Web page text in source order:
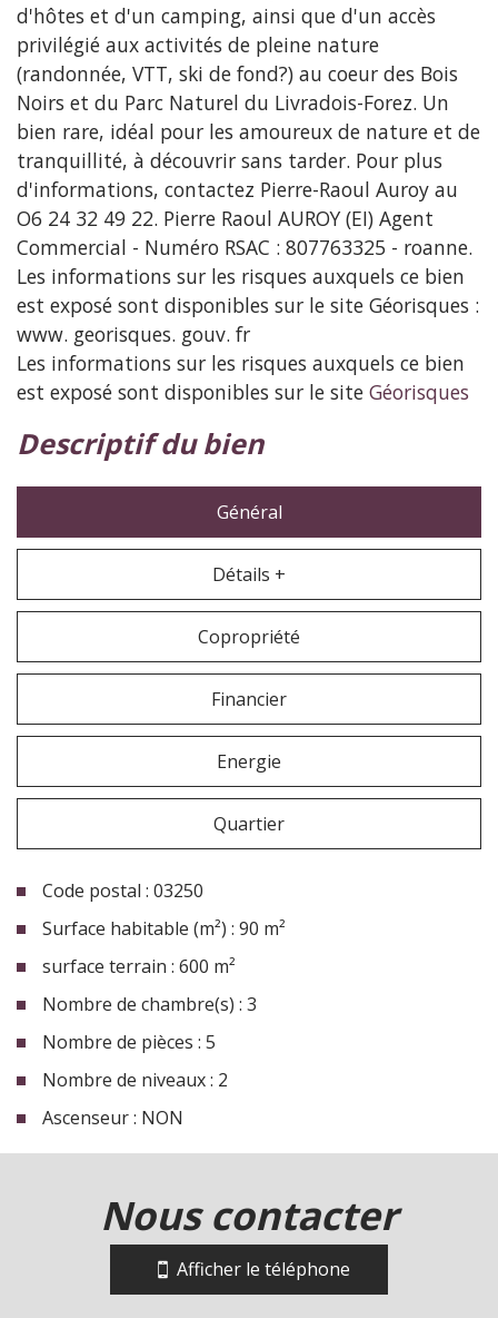
d'hôtes et d'un camping, ainsi que d'un accès
privilégié aux activités de pleine nature
(randonnée, VTT, ski de fond?) au coeur des Bois
Noirs et du Parc Naturel du Livradois-Forez. Un
bien rare, idéal pour les amoureux de nature et de
tranquillité, à découvrir sans tarder. Pour plus
d'informations, contactez Pierre-Raoul Auroy au
O6 24 32 49 22. Pierre Raoul AUROY (EI) Agent
Commercial - Numéro RSAC : 807763325 - roanne.
Les informations sur les risques auxquels ce bien
est exposé sont disponibles sur le site Géorisques :
www. georisques. gouv. fr
Les informations sur les risques auxquels ce bien
est exposé sont disponibles sur le site Géorisques
descriptif du bien
Général
Détails +
Copropriété
Financier
Energie
Quartier
Code postal : 03250
Surface habitable (m²) : 90 m²
surface terrain : 600 m²
Nombre de chambre(s) : 3
Nombre de pièces : 5
Nombre de niveaux : 2
Ascenseur : NON
la ville de la guillermie (03250)
nous contacter
Afficher le téléphone